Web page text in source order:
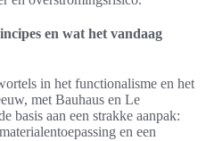
en wat het vandaag
in het functionalisme en het
met Bauhaus en Le
basis aan een strakke aanpak:
en een